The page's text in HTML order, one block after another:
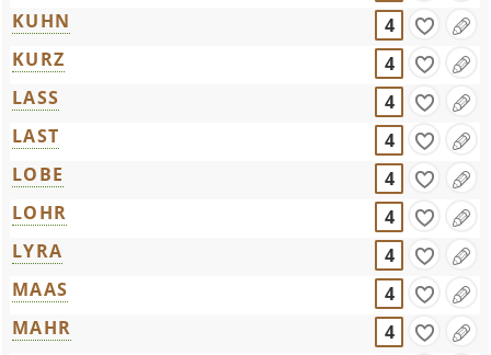
KUHN
4
KURZ
4
LASS
4
LAST
4
LOBE
4
LOHR
4
LYRA
4
MAAS
4
MAHR
4